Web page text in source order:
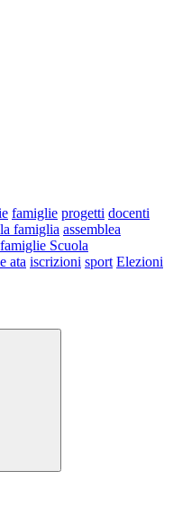
famiglie progetti docenti
famiglia assemblea
famiglie Scuola
ata iscrizioni sport Elezioni